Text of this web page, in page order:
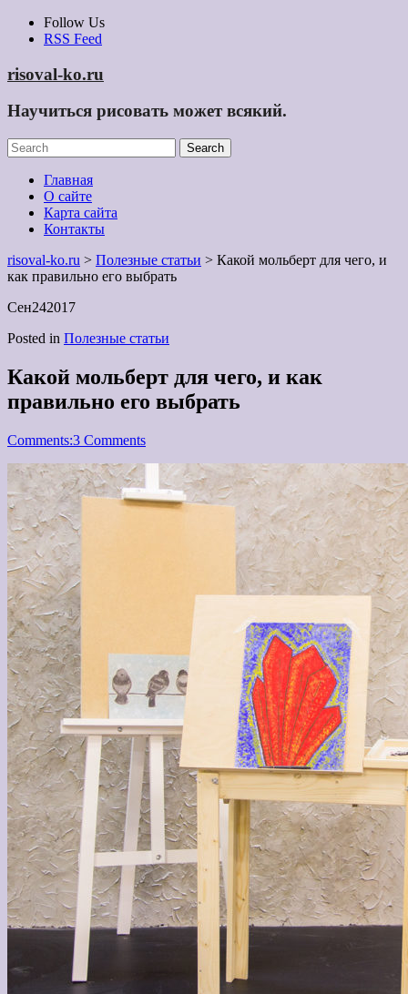
Skip
Follow Us
RSS Feed
risoval-ko.ru
Научиться рисовать может всякий.
Главная
О сайте
Карта сайта
Контакты
risoval-ko.ru > Полезные статьи > Какой мольберт для чего, и
как правильно его выбрать
Сен242017
Posted in Полезные статьи
Какой мольберт для чего, и как
правильно его выбрать
Comments:3 Comments